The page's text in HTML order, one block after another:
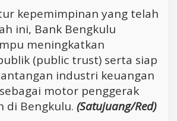
kepemimpinan yang telah
ini, Bank Bengkulu
meningkatkan
(public trust) serta siap
industri keuangan
motor penggerak
di Bengkulu. (Satujuang/Red)